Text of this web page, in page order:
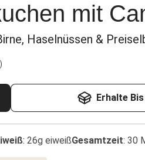
mit
Haselnüssen &
)
Erhalte
: 26g eiweißGesamtzeit: 30